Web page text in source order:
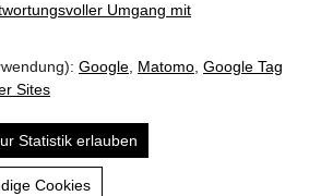
Umgang mit
Google Matomo Google Tag
Sites
Statistik erlauben
Cookies
der Berge